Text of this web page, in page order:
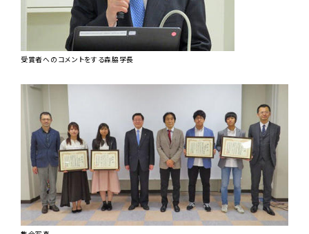
受賞者へのコメントをする森脇学長